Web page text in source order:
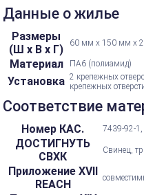
Данные о жилье
Размеры
(Ш х В х Г)
60 мм х 150 мм х
Материал ПА6 (полиамид)
Установка 2 крепежных
крепежных
Соответствие
Номер КАС. 7439-92-
ДОСТИГНУТЬ
СВХК
Свинец,
Приложение XVII
REACH